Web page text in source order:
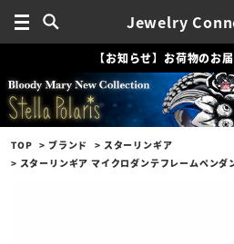
Jewelry
【お知らせ】お荷物のお
TOP ブランド
スターリンギア
スターリンギア マイクロダンテフレームペンダ